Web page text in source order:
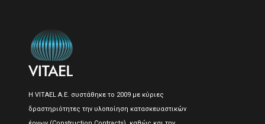
Η VITAEL A.E. συστάθηκε το 2009 με κύριες
δραστηριότητες την υλοποίηση κατασκευαστικών